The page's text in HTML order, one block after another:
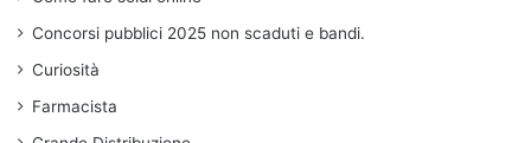
Concorsi pubblici 2025 non scaduti e bandi.
Curiosità
Farmacista